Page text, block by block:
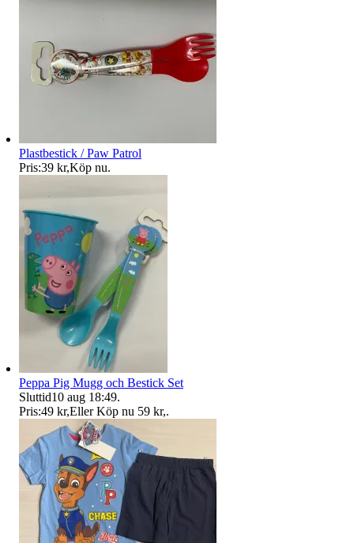
Plastbestick / Paw Patrol
Pris:39 kr,Köp nu.
Peppa Pig Mugg och Bestick Set
Sluttid10 aug 18:49.
Pris:49 kr,Eller Köp nu 59 kr,.